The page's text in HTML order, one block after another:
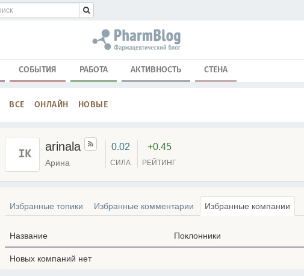
СОБЫТИЯ РАБОТА АКТИВНОСТЬ СТЕНА
ВСЕ ОНЛАЙН НОВЫЕ
arinala
Арина
0.02
СИЛА
+0.45
РЕЙТИНГ
Избранные топики Избранные комментарии Избранные компании
Название Поклонники
Новых компаний нет